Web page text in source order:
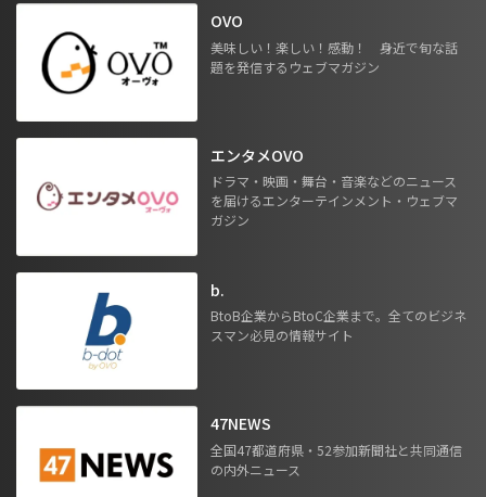
OVO
美味しい！楽しい！感動！ 身近で旬な話
題を発信するウェブマガジン
エンタメOVO
ドラマ・映画・舞台・音楽などのニュース
を届けるエンターテインメント・ウェブマ
ガジン
b.
BtoB企業からBtoC企業まで。全てのビジネ
スマン必見の情報サイト
47NEWS
全国47都道府県・52参加新聞社と共同通信
の内外ニュース